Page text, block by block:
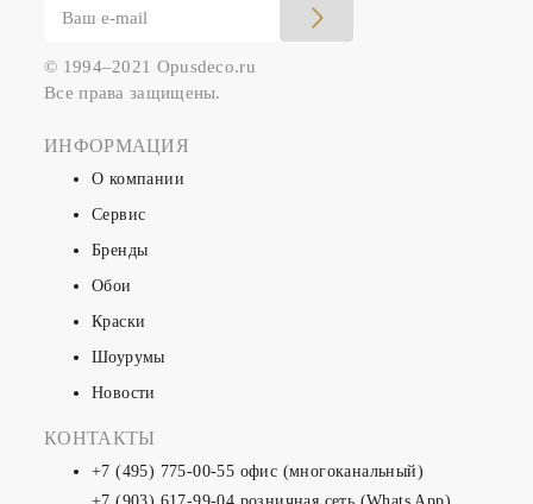
© 1994–2021 Opusdeco.ru
Все права защищены.
ИНФОРМАЦИЯ
О компании
Сервис
Бренды
Обои
Краски
Шоурумы
Новости
КОНТАКТЫ
+7 (495) 775-00-55 офис (многоканальный)